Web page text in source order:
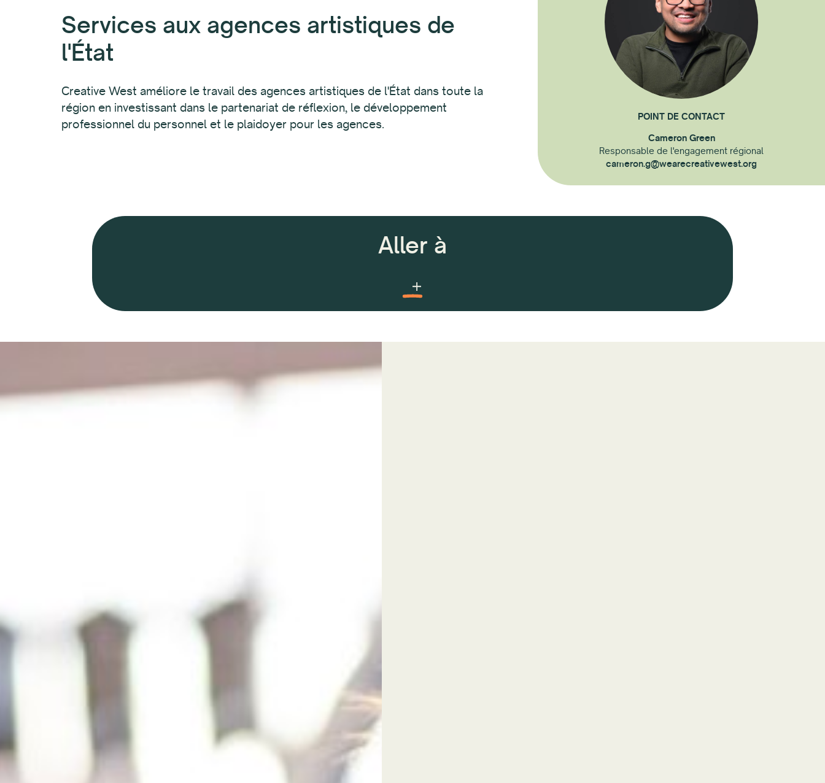
Services aux agences artistiques de
l'État
Creative West améliore le travail des agences artistiques de l'État dans toute la
région en investissant dans le partenariat de réflexion, le développement
professionnel du personnel et le plaidoyer pour les agences.
POINT DE CONTACT
Cameron Green
Responsable de l'engagement régional
cameron.g@wearecreativewest.org
Aller à
Festival des arts et de la culture du Pacifique